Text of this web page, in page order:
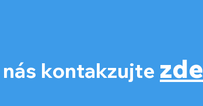
kontakzujte zde